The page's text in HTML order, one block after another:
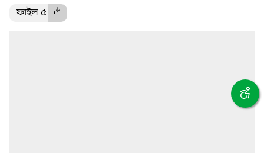
ফাইল ৫